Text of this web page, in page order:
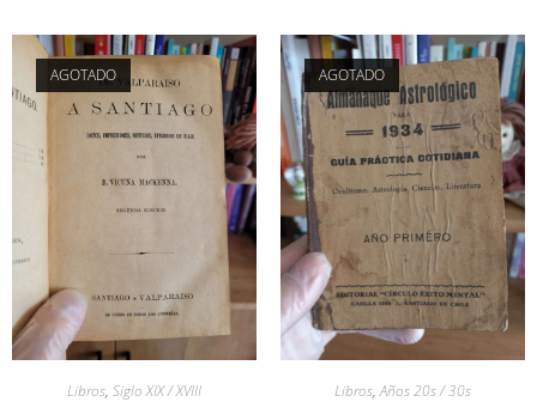
AGOTADO
Libros, Siglo XIX / XVIII
AGOTADO
Libros,Años 20s / 30s